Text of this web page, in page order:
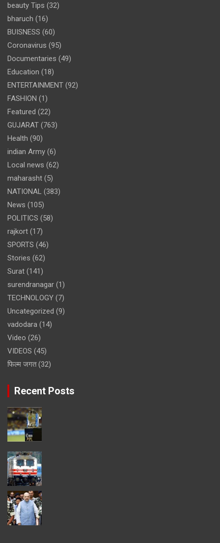
beauty Tips (32)
bharuch (16)
BUISNESS (60)
Coronavirus (95)
Documentaries (49)
Education (18)
ENTERTAINMENT (92)
FASHION (1)
Featured (22)
GUJARAT (763)
Health (90)
indian Army (6)
Local news (62)
maharasht (5)
NATIONAL (383)
News (105)
POLITICS (58)
rajkort (17)
SPORTS (46)
Stories (62)
Surat (141)
surendranagar (1)
TECHNOLOGY (7)
Uncategorized (9)
vadodara (14)
Video (26)
VIDEOS (45)
फिल्म जगत(32)
Recent Posts